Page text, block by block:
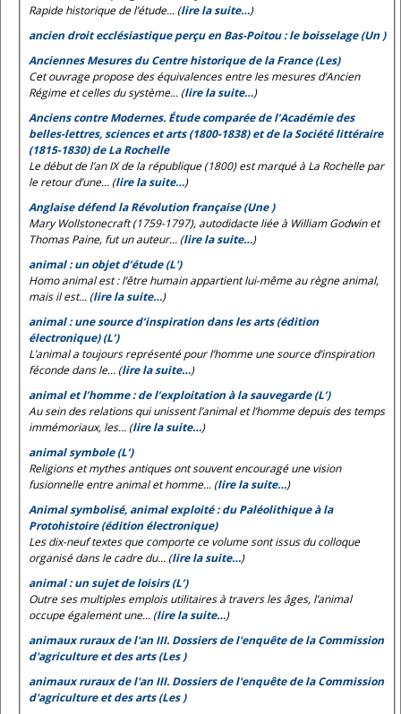
Rapide historique de l’étude... (lire la suite…)
ancien droit ecclésiastique perçu en Bas-Poitou : le boisselage (Un )
Anciennes Mesures du Centre historique de la France (Les)
Cet ouvrage propose des équivalences entre les mesures d’Ancien
Régime et celles du système... (lire la suite…)
Anciens contre Modernes. Étude comparée de l’Académie des
belles-lettres, sciences et arts (1800-1838) et de la Société littéraire
(1815-1830) de La Rochelle
Le début de l’an IX de la république (1800) est marqué à La Rochelle par
le retour d’une... (lire la suite…)
Anglaise défend la Révolution française (Une )
Mary Wollstonecraft (1759-1797), autodidacte liée à William Godwin et
Thomas Paine, fut un auteur... (lire la suite…)
animal : un objet d’étude (L')
Homo animal est: l’être humain appartient lui-même au règne animal,
mais il est... (lire la suite…)
animal : une source d’inspiration dans les arts (édition
électronique) (L’)
L’animal a toujours représenté pour l’homme une source d’inspiration
féconde dans le... (lire la suite…)
animal et l’homme : de l’exploitation à la sauvegarde (L’)
Au sein des relations qui unissent l’animal et l’homme depuis des temps
immémoriaux, les... (lire la suite…)
animal symbole (L’)
Religions et mythes antiques ont souvent encouragé une vision
fusionnelle entre animal et homme... (lire la suite…)
Animal symbolisé, animal exploité : du Paléolithique à la
Protohistoire (édition électronique)
Les dix-neuf textes que comporte ce volume sont issus du colloque
organisé dans le cadre du... (lire la suite…)
animal : un sujet de loisirs (L’)
Outre ses multiples emplois utilitaires à travers les âges, l’animal
occupe également une... (lire la suite…)
animaux ruraux de l'an III. Dossiers de l'enquête de la Commission
d'agriculture et des arts (Les )
animaux ruraux de l'an III. Dossiers de l'enquête de la Commission
d'agriculture et des arts (Les )